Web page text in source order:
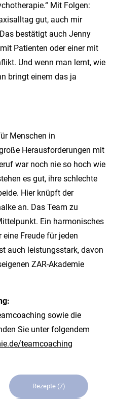
Mit Folgen:
gut, auch mir
bestätigt auch Jenny
Patienten oder einer mit
Und wenn man lernt, wie
bringt einem das ja
Menschen in
Herausforderungen mit
war noch nie so hoch wie
es gut, ihre schlechte
Hier knüpft der
an. Das Team zu
Ein harmonisches
Freude für jeden
auch leistungsstark, davon
ZAR-Akademie
sowie die
Sie unter folgendem
teamcoaching
Rezepte (7)